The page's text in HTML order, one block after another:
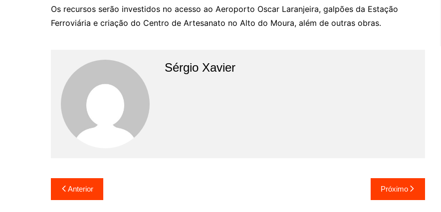
Os recursos serão investidos no acesso ao Aeroporto Oscar Laranjeira, galpões da Estação
Ferroviária e criação do Centro de Artesanato no Alto do Moura, além de outras obras.
Sérgio Xavier
Anterior Próximo